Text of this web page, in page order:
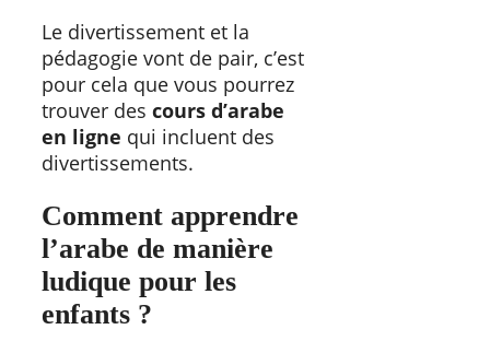
Le divertissement et la
pédagogie vont de pair, c’est
pour cela que vous pourrez
trouver des cours d’arabe
en ligne qui incluent des
divertissements.
Comment apprendre
l’arabe de manière
ludique pour les
enfants ?